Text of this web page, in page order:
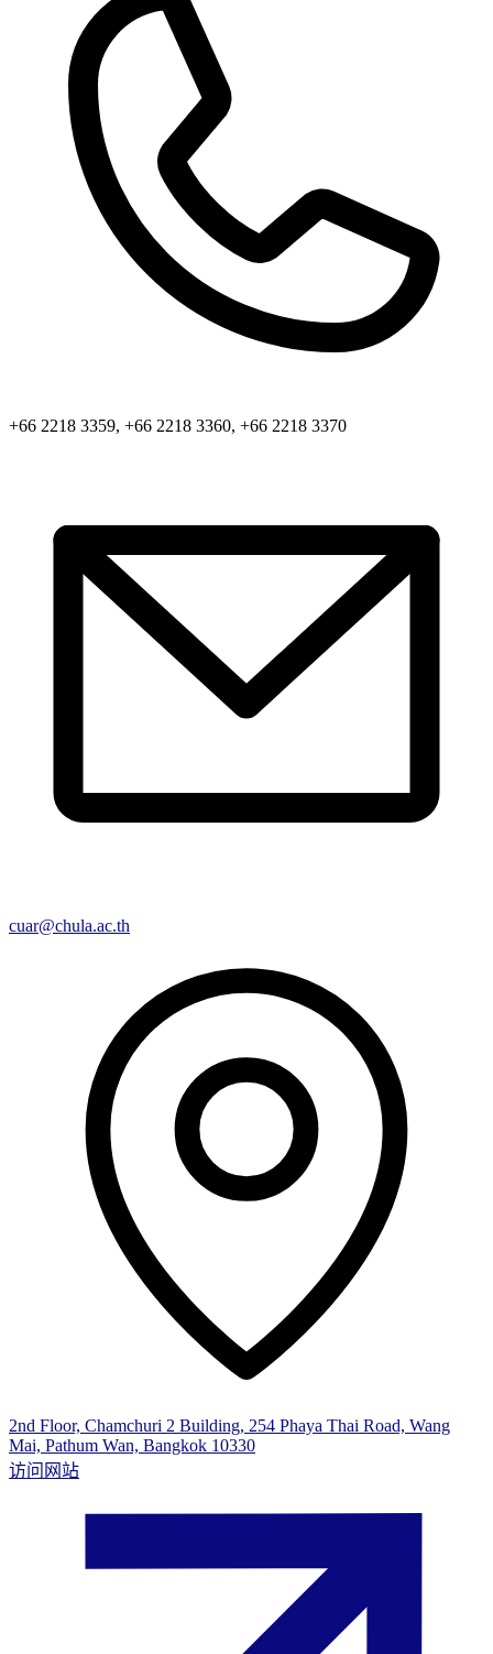
+66 2218 3359, +66 2218 3360, +66 2218 3370
cuar@chula.ac.th
2nd Floor, Chamchuri 2 Building, 254 Phaya Thai Road, Wang
Mai, Pathum Wan, Bangkok 10330
访问网站